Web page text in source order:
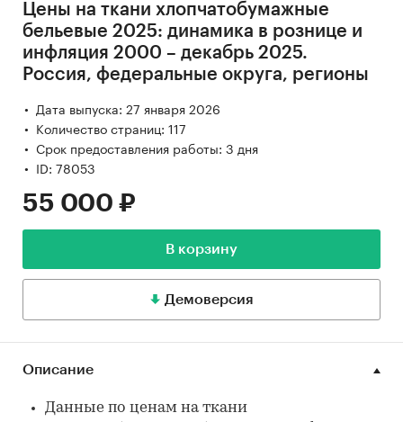
Цены на ткани хлопчатобумажные
бельевые 2025: динамика в рознице и
инфляция 2000 – декабрь 2025.
Россия, федеральные округа, регионы
Дата выпуска: 27 января 2026
Количество страниц: 117
Срок предоставления работы: 3 дня
ID: 78053
55 000 ₽
В корзину
Демоверсия
Описание
Данные по ценам на ткани